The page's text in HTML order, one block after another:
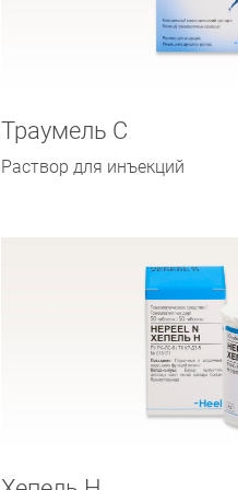
Траумель С
Раствор для инъекций